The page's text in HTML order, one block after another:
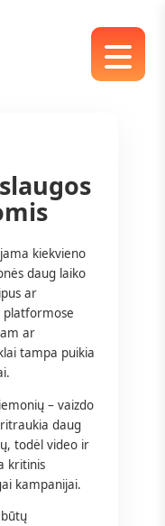
kiekvieno
daug laiko
ar
platformose
ar
tampa puikia
– vaizdo
daug
todėl video ir
kritinis
kampanijai.